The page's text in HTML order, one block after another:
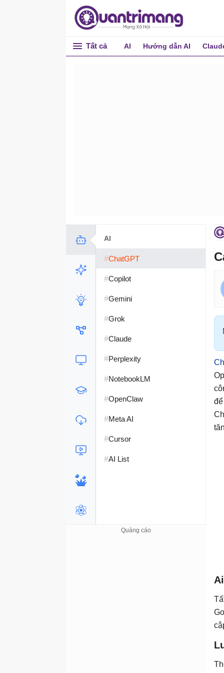
Tất cả AI Hướng dẫn AI
AI
#ChatGPT
#Copilot
#Gemini
#Grok
#Claude
#Perplexity
#NotebookLM
#OpenClaw
#Meta AI
#Cursor
#AI List